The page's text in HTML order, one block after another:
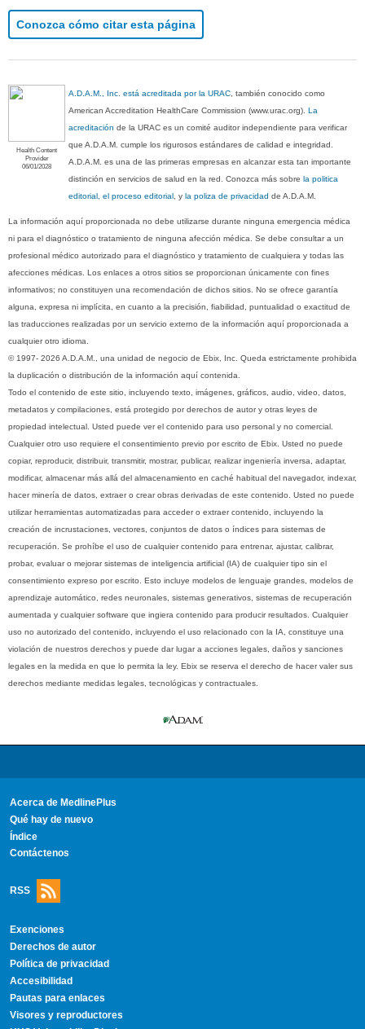
Conozca cómo citar esta página
Health Content
Provider
06/01/2028
A.D.A.M., Inc. está acreditada por la URAC , también conocido como
American Accreditation HealthCare Commission (www.urac.org).La
acreditación de la URAC es un comité auditor independiente para verificar
que A.D.A.M. cumple los rigurosos estándares de calidad e integridad.
A.D.A.M. es una de las primeras empresas en alcanzar esta tan importante
distinción en servicios de salud en la red. Conozca más sobrela politica
editorial, el proceso editorial , yla poliza de privacidad de A.D.A.M.
La información aquí proporcionada no debe utilizarse durante ninguna emergencia médica
ni para el diagnóstico o tratamiento de ninguna afección médica. Se debe consultar a un
profesional médico autorizado para el diagnóstico y tratamiento de cualquiera y todas las
afecciones médicas. Los enlaces a otros sitios se proporcionan únicamente con fines
informativos; no constituyen una recomendación de dichos sitios. No se ofrece garantía
alguna, expresa ni implícita, en cuanto a la precisión, fiabilidad, puntualidad o exactitud de
las traducciones realizadas por un servicio externo de la información aquí proporcionada a
cualquier otro idioma.
© 1997- 2026 A.D.A.M., una unidad de negocio de Ebix, Inc. Queda estrictamente prohibida
la duplicación o distribución de la información aquí contenida.
Todo el contenido de este sitio, incluyendo texto, imágenes, gráficos, audio, video, datos,
metadatos y compilaciones, está protegido por derechos de autor y otras leyes de
propiedad intelectual. Usted puede ver el contenido para uso personal y no comercial.
Cualquier otro uso requiere el consentimiento previo por escrito de Ebix. Usted no puede
copiar, reproducir, distribuir, transmitir, mostrar, publicar, realizar ingeniería inversa, adaptar,
modificar, almacenar más allá del almacenamiento en caché habitual del navegador, indexar,
hacer minería de datos, extraer o crear obras derivadas de este contenido. Usted no puede
utilizar herramientas automatizadas para acceder o extraer contenido, incluyendo la
creación de incrustaciones, vectores, conjuntos de datos o índices para sistemas de
recuperación. Se prohíbe el uso de cualquier contenido para entrenar, ajustar, calibrar,
probar, evaluar o mejorar sistemas de inteligencia artificial (IA) de cualquier tipo sin el
consentimiento expreso por escrito. Esto incluye modelos de lenguaje grandes, modelos de
aprendizaje automático, redes neuronales, sistemas generativos, sistemas de recuperación
aumentada y cualquier software que ingiera contenido para producir resultados. Cualquier
uso no autorizado del contenido, incluyendo el uso relacionado con la IA, constituye una
violación de nuestros derechos y puede dar lugar a acciones legales, daños y sanciones
legales en la medida en que lo permita la ley. Ebix se reserva el derecho de hacer valer sus
derechos mediante medidas legales, tecnológicas y contractuales.
Acerca de MedlinePlus
Qué hay de nuevo
Índice
Contáctenos
RSS
Exenciones
Derechos de autor
Política de privacidad
Accesibilidad
Pautas para enlaces
Visores y reproductores